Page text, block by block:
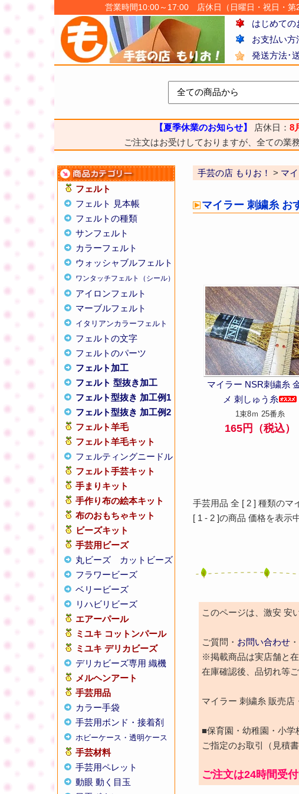
営業時間10:00～17:00 店休日（日曜日・祝日・第
はじめての
お支払い方
発送方法･
【夏季休業のお知らせ】 店休日： 8
ご注文はお受けしておりますが、全ての業務
フェルト
フェルト 見本帳
フェルトの種類
サンフェルト
カラーフェルト
ウォッシャブルフェルト
ワンタッチフェルト（シール）
アイロンフェルト
マーブルフェルト
イタリアンカラーフェルト
フェルトの文字
フェルトのパーツ
フェルト加工
フェルト 型抜き加工
フェルト型抜き 加工例1
フェルト型抜き 加工例2
フェルト羊毛
フェルト羊毛キット
フェルティングニードル
フェルト手芸キット
手まりキット
手作り布の絵本キット
布のおもちゃキット
ビーズキット
手芸用ビーズ
丸ビーズ
カットビーズ
フラワービーズ
ベリービーズ
リハビリビーズ
エアーパール
ミユキ コットンパール
ミユキ デリカビーズ
デリカビーズ専用 織機
メルヘンアート
手芸用品
カラー手袋
手芸用ボンド・接着剤
ホビーケース・透明ケース
手芸材料
手芸用ペレット
動眼 動く目玉
手芸の店 もりお！ > マ
マイラー 刺繍糸 お
マイラー NSR刺繍糸
メ 刺しゅう糸
1束8ｍ 25番糸
165円（税込）
手芸用品 全 [ 2 ] 種類のマ
[ 1 - 2 ]の商品 価格を表示
このページは、激安 安
ご質問・ お問い合わせ
※掲載商品は実店舗と
在庫確認後、品切れ等
マイラー 刺繍糸 販売店
■保育園・幼稚園・小学
ご指定のお取引（見積
ご注文は24時間受